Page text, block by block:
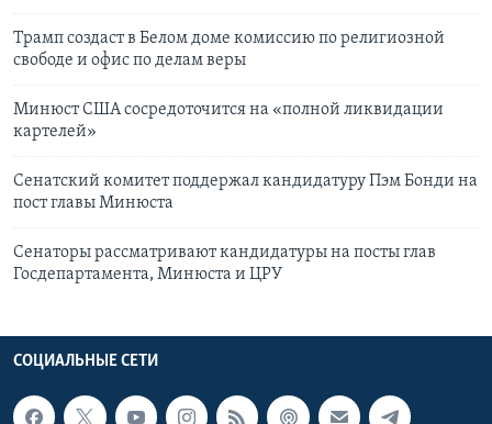
Трамп создаст в Белом доме комиссию по религиозной
свободе и офис по делам веры
Минюст США сосредоточится на «полной ликвидации
картелей»
Сенатский комитет поддержал кандидатуру Пэм Бонди на
пост главы Минюста
Сенаторы рассматривают кандидатуры на посты глав
Госдепартамента, Минюста и ЦРУ
СОЦИАЛЬНЫЕ СЕТИ